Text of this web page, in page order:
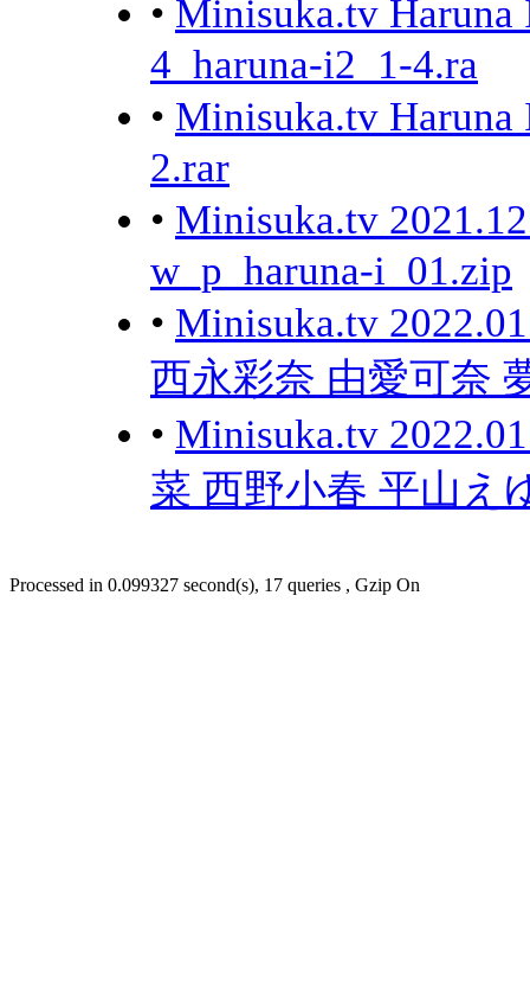
• Minisuka.tv
4_haruna-i2_1-4.ra
• Minisuka.tv
2.rar
• Minisuka.tv
w_p_haruna-i_01.zip
• Minisuka.tv
西永彩奈 由愛可奈
• Minisuka.tv
菜 西野小春 平山え
Processed in 0.099327 second(s), 17 queries , Gzip On